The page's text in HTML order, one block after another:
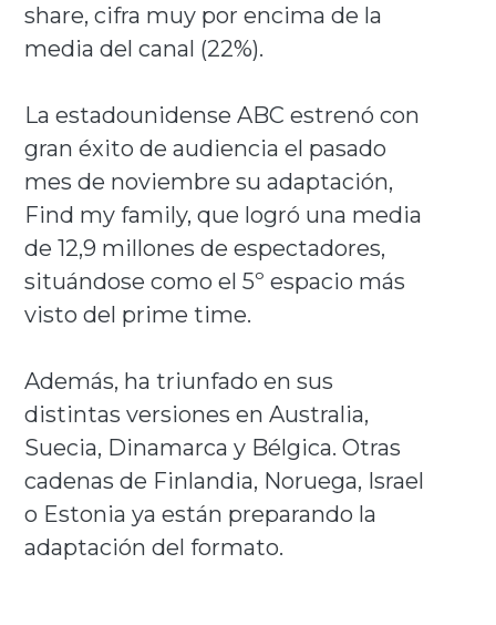
share, cifra muy por encima de la
media del canal (22%).
La estadounidense ABC estrenó con
gran éxito de audiencia el pasado
mes de noviembre su adaptación,
Find my family, que logró una media
de 12,9 millones de espectadores,
situándose como el 5º espacio más
visto del prime time.
Además, ha triunfado en sus
distintas versiones en Australia,
Suecia, Dinamarca y Bélgica. Otras
cadenas de Finlandia, Noruega, Israel
o Estonia ya están preparando la
adaptación del formato.